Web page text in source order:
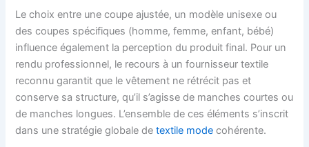
Le choix entre une coupe ajustée, un modèle unisexe ou
des coupes spécifiques (homme, femme, enfant, bébé)
influence également la perception du produit final. Pour un
rendu professionnel, le recours à un fournisseur textile
reconnu garantit que le vêtement ne rétrécit pas et
conserve sa structure, qu’il s’agisse de manches courtes ou
de manches longues. L’ensemble de ces éléments s’inscrit
dans une stratégie globale detextile mode cohérente.